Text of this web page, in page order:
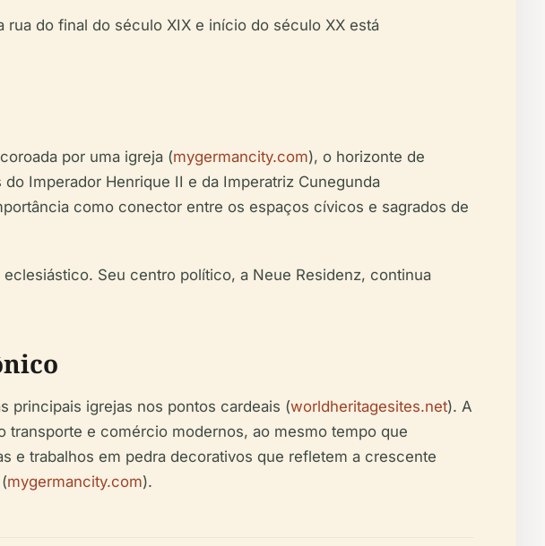
rua do final do século XIX e início do século XX está
por uma igreja (mygermancity.com), o horizonte de
Imperador Henrique II e da Imperatriz Cunegunda
como conector entre os espaços cívicos e sagrados de
Seu centro político, a Neue Residenz, continua
principais igrejas nos pontos cardeais (worldheritagesites.net). A
transporte e comércio modernos, ao mesmo tempo que
e trabalhos em pedra decorativos que refletem a crescente
mygermancity.com).